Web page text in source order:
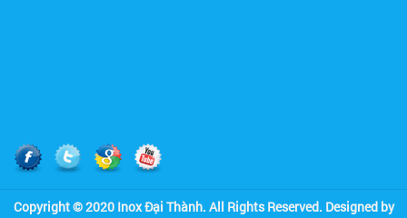
Copyright © 2020 Inox Đại Thành. All Rights Reserved. Designed by